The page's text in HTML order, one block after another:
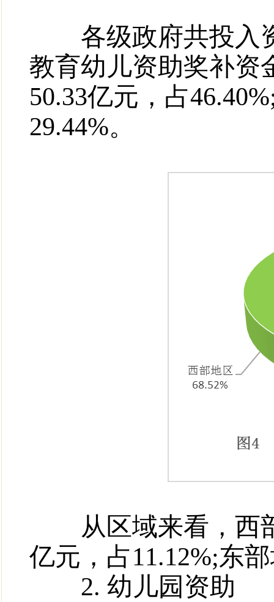
各级政府共投入资
教育幼儿资助奖补资
50.33亿元，占
29.44%。
从区域来看，西部
亿元，占11.12%;东
2. 幼儿园资助